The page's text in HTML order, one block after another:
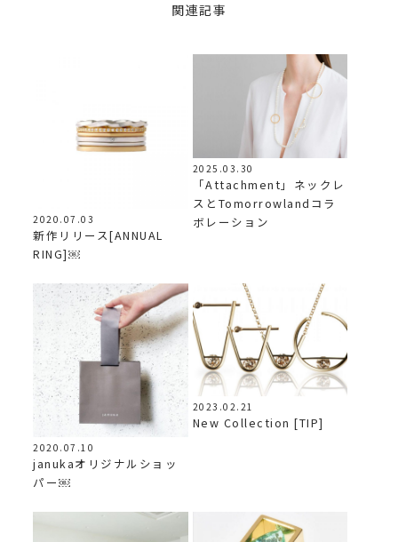
関連記事
2020.07.03
新作リリース[ANNUAL
RING]￼
2025.03.30
「Attachment」ネックレ
スとTomorrowlandコラ
ボレーション
2020.07.10
janukaオリジナルショッ
パー￼
2023.02.21
New Collection [TIP]